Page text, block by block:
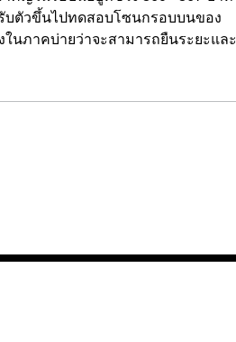
บตัวขึ้นไปทดสอบโซนกรอบบนของ
นภาคบ่ายว่าจะสามารถยืนระยะและ